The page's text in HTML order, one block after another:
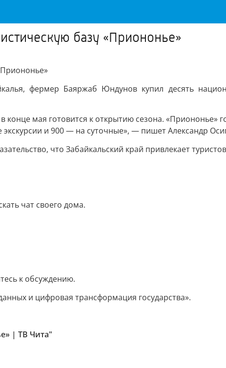
базу «Приононье»
фермер Баяржаб Юндунов купил десять
конце мая готовится к открытию сезона. «Приононье»
экскурсии и 900 — на суточные», — пишет Александр
что Забайкальский край привлекает
чат своего дома.
к обсуждению.
и цифровая трансформация государства».
| ТВ Чита"